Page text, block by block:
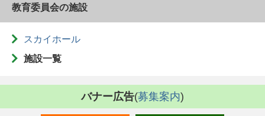
教育委員会の施設
スカイホール
施設一覧
バナー広告(募集案内)